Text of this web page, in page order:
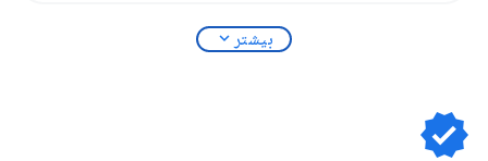
بیشتر expand_more
verified